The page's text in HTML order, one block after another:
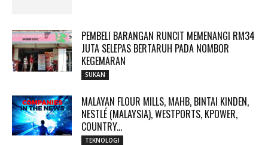
PEMBELI BARANGAN RUNCIT MEMENANGI RM34
JUTA SELEPAS BERTARUH PADA NOMBOR
KEGEMARAN
SUKAN
MALAYAN FLOUR MILLS, MAHB, BINTAI KINDEN,
NESTLÉ (MALAYSIA), WESTPORTS, KPOWER,
COUNTRY...
TEKNOLOGI